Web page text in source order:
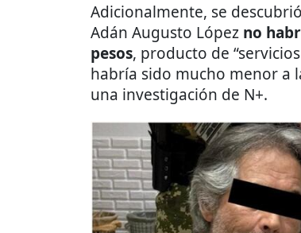
Adicionalmente, se
Adán Augusto López no
pesos, producto de
habría sido mucho menor a
una investigación de N+.